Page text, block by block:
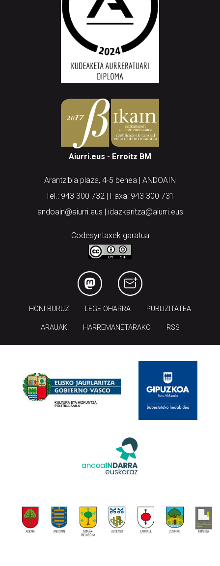
Aiurri.eus - Erroitz BM
Arantzibia plaza, 4-5 behea | ANDOAIN
Tel.: 943 300 732 | Faxa: 943 300 731
andoain@aiurri.eus | idazkaritza@aiurri.eus
Codesyntaxek garatua
HONI BURUZ LEGE OHARRA PUBLIZITATEA
ARAUAK HARREMANETARAKO RSS